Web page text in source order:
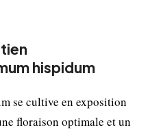
hispidum
se cultive en exposition
floraison optimale et un